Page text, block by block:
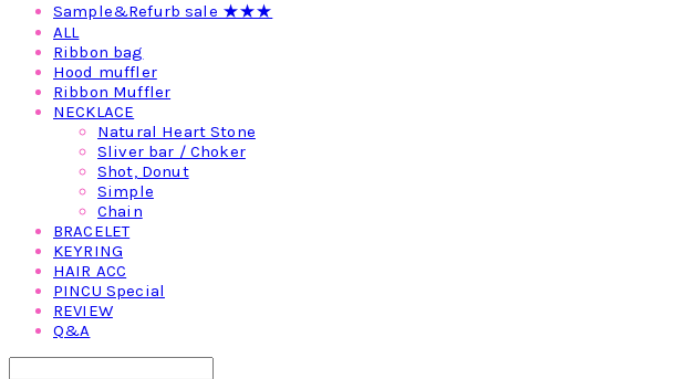
Sample&Refurb sale ★★★
ALL
Ribbon bag
Hood muffler
Ribbon Muffler
NECKLACE
Natural Heart Stone
Sliver bar / Choker
Shot, Donut
Simple
Chain
BRACELET
KEYRING
HAIR ACC
PINCU Special
REVIEW
Q&A